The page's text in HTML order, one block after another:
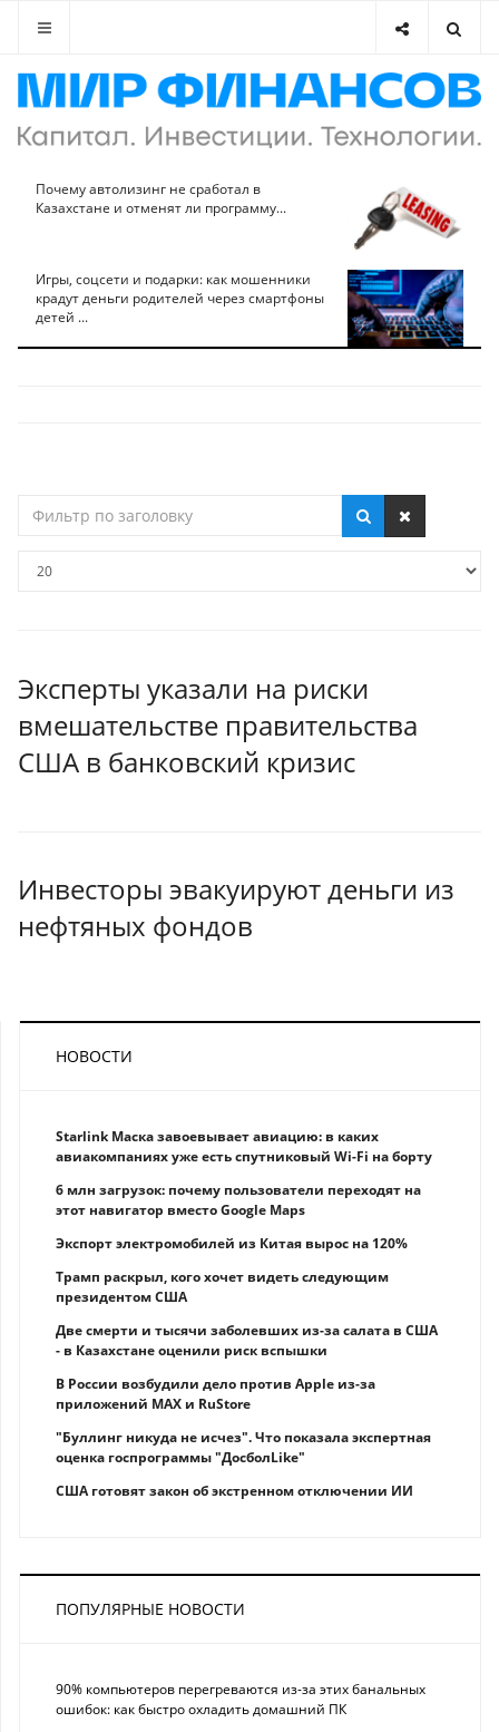
Почему автолизинг не сработал в
Казахстане и отменят ли программу...
Игры, соцсети и подарки: как мошенники
крадут деньги родителей через смартфоны
детей ...
по
Эксперты указали на риски
вмешательстве правительства
США в банковский кризис
Инвесторы эвакуируют деньги из
нефтяных фондов
НОВОСТИ
Starlink Маска завоевывает авиацию: в каких
авиакомпаниях уже есть спутниковый Wi-Fi на борту
6 млн загрузок: почему пользователи переходят на
этот навигатор вместо Google Maps
Экспорт электромобилей из Китая вырос на 120%
Трамп раскрыл, кого хочет видеть следующим
президентом США
Две смерти и тысячи заболевших из-за салата в США
- в Казахстане оценили риск вспышки
В России возбудили дело против Apple из-за
приложений MAX и RuStore
"Буллинг никуда не исчез". Что показала экспертная
оценка госпрограммы "ДосболLike"
США готовят закон об экстренном отключении ИИ
ПОПУЛЯРНЫЕ НОВОСТИ
90% компьютеров перегреваются из-за этих банальных
ошибок: как быстро охладить домашний ПК